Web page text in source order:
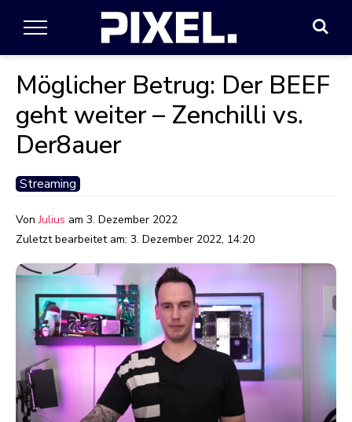
Möglicher Betrug: Der BEEF
geht weiter – Zenchilli vs.
Der8auer
Streaming
VonJulius am 3. Dezember 2022
Zuletzt bearbeitet am: 3. Dezember 2022, 14:20